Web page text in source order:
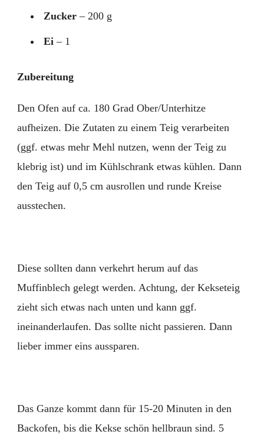
Zucker – 200 g
Ei – 1
Zubereitung
Den Ofen auf ca. 180 Grad Ober/Unterhitze
aufheizen. Die Zutaten zu einem Teig verarbeiten
(ggf. etwas mehr Mehl nutzen, wenn der Teig zu
klebrig ist) und im Kühlschrank etwas kühlen. Dann
den Teig auf 0,5 cm ausrollen und runde Kreise
ausstechen.
Diese sollten dann verkehrt herum auf das
Muffinblech gelegt werden. Achtung, der Kekseteig
zieht sich etwas nach unten und kann ggf.
ineinanderlaufen. Das sollte nicht passieren. Dann
lieber immer eins aussparen.
Das Ganze kommt dann für 15-20 Minuten in den
Backofen, bis die Kekse schön hellbraun sind. 5